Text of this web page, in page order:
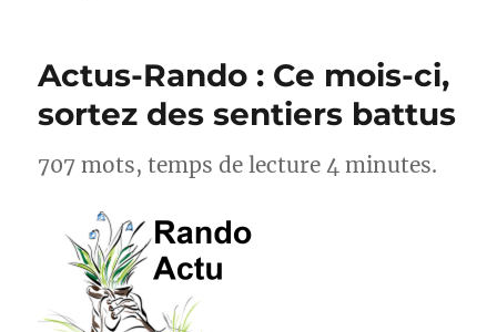
Actus-Rando : Ce mois-ci,
sortez des sentiers battus
707 mots, temps de lecture 4 minutes.